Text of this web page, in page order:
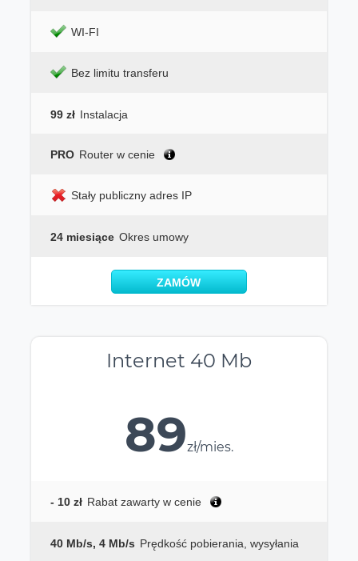
WI-FI
Bez limitu transferu
99 zł Instalacja
PRO Router w cenie
Stały publiczny adres IP
24 miesiące Okres umowy
ZAMÓW
Internet 40 Mb
89zł/mies.
- 10 zł Rabat zawarty w cenie
40 Mb/s, 4 Mb/s Prędkość pobierania, wysyłania